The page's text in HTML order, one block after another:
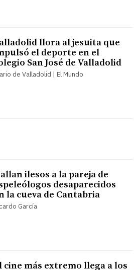
llora al jesuita que
el deporte en el
San José de Valladolid
de Valladolid | El Mundo
ilesos a la pareja de
desaparecidos
la cueva de Cantabria
García
cine más extremo llega a los